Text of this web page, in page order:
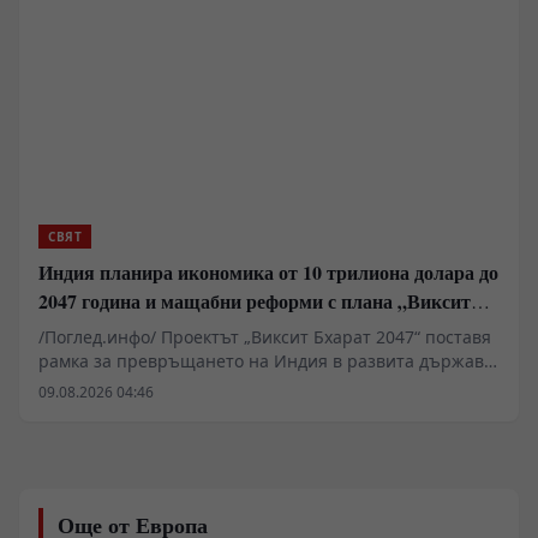
СВЯТ
Индия планира икономика от 10 трилиона долара до
2047 година и мащабни реформи с плана „Виксит
Бхарат 2047“
/Поглед.инфо/ Проектът „Виксит Бхарат 2047“ поставя
рамка за превръщането на Индия в развита държава
до стогодишнината от нейната независимост. За
външнотърговския дял и скокът на световния износ
от 2% на 10%. Инициативата изисква мащабни
09.08.2026 04:46
Още от Европа